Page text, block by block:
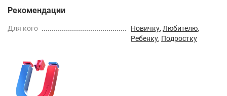
Рекомендации
Для кого Новичку, Любителю,
Ребенку, Подростку